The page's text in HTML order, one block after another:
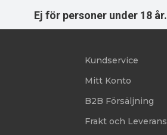
Ej för personer under 18
Kundservice
Mitt Konto
B2B Försäljning
Frakt och Leverans